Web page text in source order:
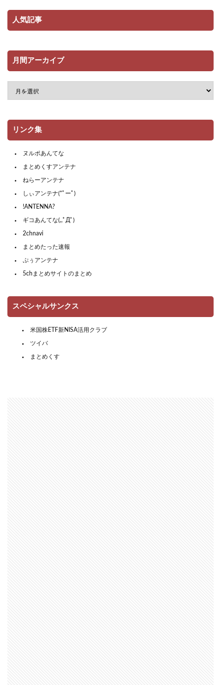
人気記事
月間アーカイブ
リンク集
ヌルポあんてな
まとめくすアンテナ
ねらーアンテナ
しぃアンテナ(*ﾟーﾟ)
!ANTENNA?
ギコあんてな(,,ﾟДﾟ)
2chnavi
まとめたった速報
ぷぅアンテナ
5chまとめサイトのまとめ
スペシャルサンクス
米国株ETF新NISA活用クラブ
ツイバ
まとめくす